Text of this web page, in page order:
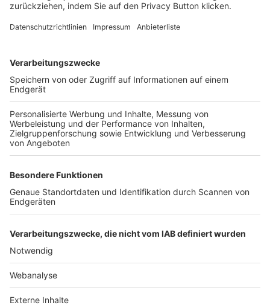
FOLGE DEM BFV
TOP-VEREINE
TOP-PARTNER
Nutzungsbedingungen Datenschutz Impressum